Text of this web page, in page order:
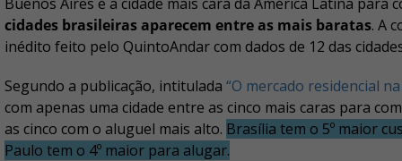
cidades brasileiras aparecem entre as mais baratas. A
inédito feito pelo QuintoAndar com dados de 12 das
Segundo a publicação, intitulada “O mercado residencial
com apenas uma cidade entre as cinco mais caras para
as cinco com o aluguel mais alto. Brasília tem o 5º maior
Paulo tem o 4º maior para alugar.